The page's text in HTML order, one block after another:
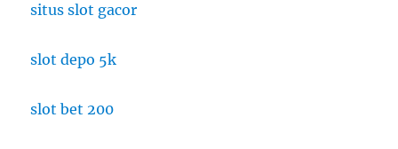
situs slot gacor
slot depo 5k
slot bet 200